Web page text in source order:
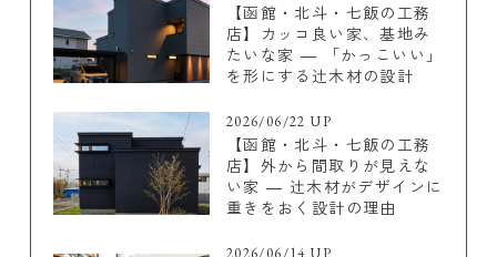
【函館・北斗・七飯の工務
店】カッコ良い家、基地み
たいな家 ― 「かっこいい」
を形にする辻木材の設計
2026/06/22 UP
【函館・北斗・七飯の工務
店】外から間取りが見えな
い家 ― 辻木材がデザインに
重きをおく設計の理由
2026/06/14 UP